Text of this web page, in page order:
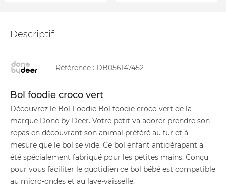
Descriptif
Référence : DB056147452
Bol foodie croco vert
Découvrez le Bol Foodie Bol foodie croco vert de la
marque Done by Deer. Votre petit va adorer prendre son
repas en découvrant son animal préféré au fur et à
mesure que le bol se vide. Ce bol enfant antidérapant a
été spécialement fabriqué pour les petites mains. Conçu
pour vous faciliter le quotidien ce bol bébé est compatible
au micro-ondes et au lave-vaisselle.